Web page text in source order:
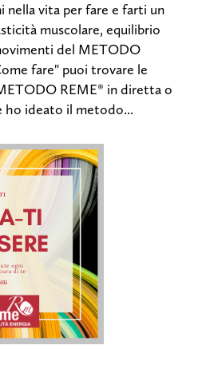
nella vita per fare e farti un
muscolare, equilibrio
del METODO
fare" puoi trovare le
REME® in diretta o
ho ideato il metodo...